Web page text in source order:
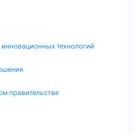
технологий
правительстве